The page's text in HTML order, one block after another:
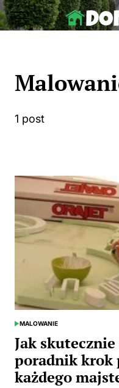
Skip
to
1 post
POSTED
MALOWANIE
Jak
poradnik krok
każdego